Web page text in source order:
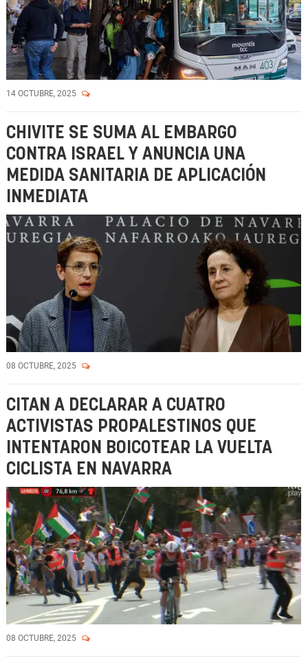
14 OCTUBRE, 2025
CHIVITE SE SUMA AL EMBARGO
CONTRA ISRAEL Y ANUNCIA UNA
MEDIDA SANITARIA DE APLICACIÓN
INMEDIATA
08 OCTUBRE, 2025
CITAN A DECLARAR A CUATRO
ACTIVISTAS PROPALESTINOS QUE
INTENTARON BOICOTEAR LA VUELTA
CICLISTA EN NAVARRA
08 OCTUBRE, 2025